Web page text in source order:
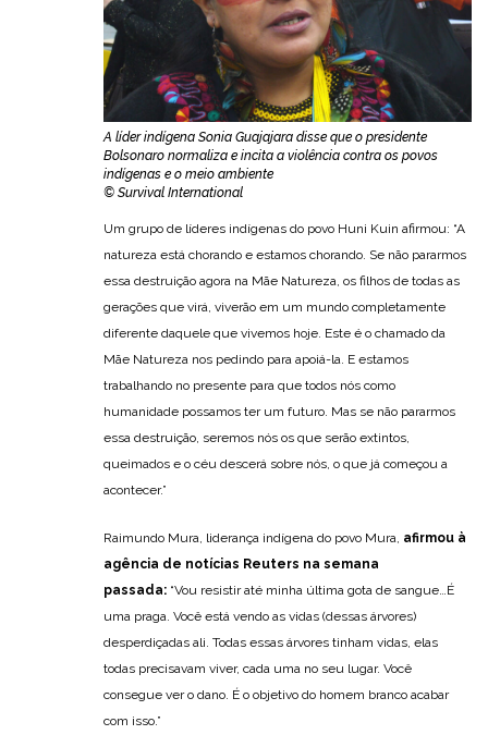
A líder indígena Sonia Guajajara disse que o presidente
Bolsonaro normaliza e incita a violência contra os povos
indígenas e o meio ambiente
© Survival International
Um grupo de líderes indígenas do povo Huni Kuin afirmou: “A
natureza está chorando e estamos chorando. Se não pararmos
essa destruição agora na Mãe Natureza, os filhos de todas as
gerações que virá, viverão em um mundo completamente
diferente daquele que vivemos hoje. Este é o chamado da
Mãe Natureza nos pedindo para apoiá-la. E estamos
trabalhando no presente para que todos nós como
humanidade possamos ter um futuro. Mas se não pararmos
essa destruição, seremos nós os que serão extintos,
queimados e o céu descerá sobre nós, o que já começou a
acontecer.”
Raimundo Mura, liderança indígena do povo Mura, afirmou à
agência de notícias Reuters na semana
passada: “Vou resistir até minha última gota de sangue…É
uma praga. Você está vendo as vidas (dessas árvores)
desperdiçadas ali. Todas essas árvores tinham vidas, elas
todas precisavam viver, cada uma no seu lugar. Você
consegue ver o dano. É o objetivo do homem branco acabar
com isso.”